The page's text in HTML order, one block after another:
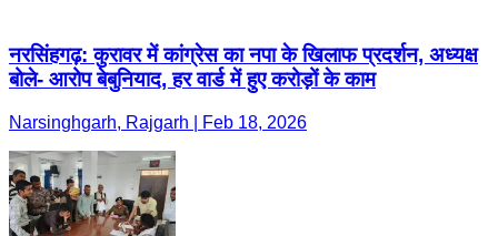
नरसिंहगढ़: कुरावर में कांग्रेस का नपा के खिलाफ प्रदर्शन, अध्यक्ष
बोले- आरोप बेबुनियाद, हर वार्ड में हुए करोड़ों के काम
Narsinghgarh, Rajgarh | Feb 18, 2026